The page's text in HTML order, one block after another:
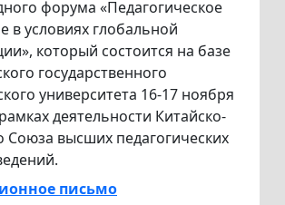
форума «Педагогическое
в условиях глобальной
который состоится на базе
государственного
университета 16-17 ноября
деятельности Китайско-
Союза высших педагогических
письмо